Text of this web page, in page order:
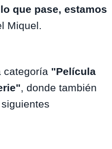
que pase, estamos
Miquel.
categoría "Película
, donde también